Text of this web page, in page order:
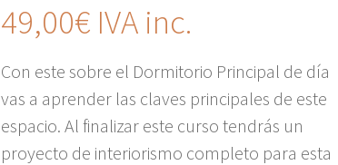
49,00€ IVA inc.
Con este sobre el Dormitorio Principal de día
vas a aprender las claves principales de este
espacio. Al finalizar este curso tendrás un
proyecto de interiorismo completo para esta